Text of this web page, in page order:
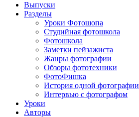
Выпуски
Разделы
Уроки Фотошопа
Студийная фотошкола
Фотошкола
Заметки пейзажиста
Жанры фотографии
Обзоры фототехники
ФотоФишка
История одной фотографии
Интервью с фотографом
Уроки
Авторы